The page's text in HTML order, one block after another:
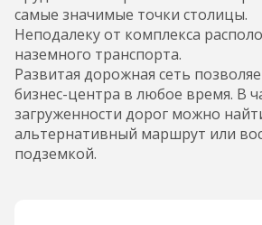
самые значимые точки столицы.
Неподалеку от комплекса
наземного транспорта.
Развитая дорожная сеть
бизнес-центра в любое время. В
загруженности дорог можно
альтернативный маршрут или
подземкой.